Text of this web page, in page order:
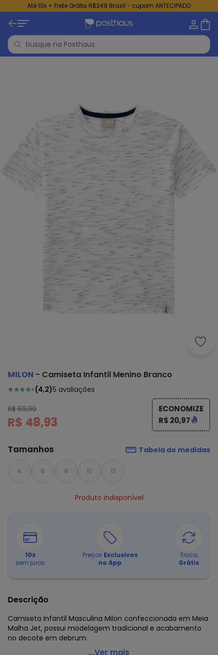
Até 10x + Frete Grátis R$249 Brasil - cupom ANTECIPADO
MILON - Camiseta Infantil Menino Branco
(4,2)5 avaliações
R$ 69,90
R$ 48,93
ECONOMIZE
R$ 20,97
Tamanhos Tabela de medidas
4 6 8 10 12
Produto indisponível
10x
sem juros
Preços Exclusivos
no App
Troca
Grátis
Descrição
Camiseta Infantil Masculina Milon confeccionada em Meia
Malha Jet, possui modelagem tradicional e acabamento
no decote em debrum.
Milon - Camiseta Infantil Menino Branco
...Ver mais